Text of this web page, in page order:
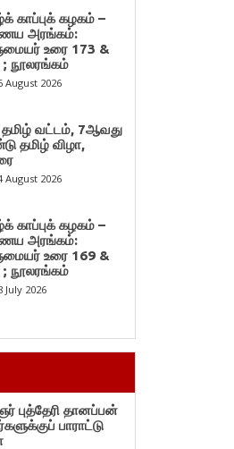
காப்புக் கழகம் –
அரங்கம்:
உரை 173 &
; நூலரங்கம்
August 2026
தமிழ் வட்டம், 7ஆவது
தமிழ் விழா,
August 2026
காப்புக் கழகம் –
அரங்கம்:
உரை 169 &
; நூலரங்கம்
July 2026
புத்தேரி தானப்பன்
பாராட்டு